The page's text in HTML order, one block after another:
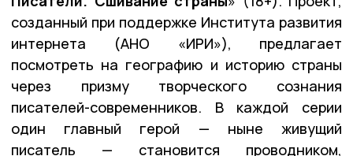
созданный при поддержке Института развития
интернета (АНО «ИРИ»), предлагает
посмотреть на географию и историю страны
через призму творческого сознания
писателей-современников. В каждой серии
один главный герой — ныне живущий
писатель — становится проводником,